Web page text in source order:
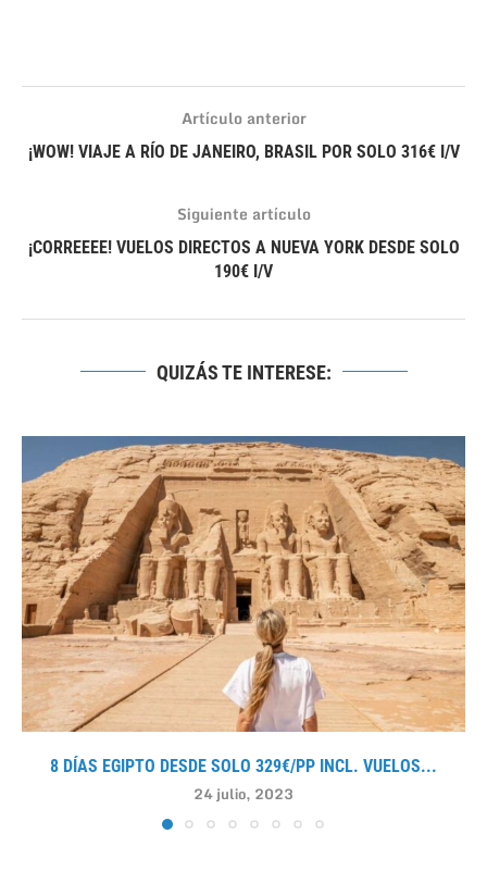
Artículo anterior
¡WOW! VIAJE A RÍO DE JANEIRO, BRASIL POR SOLO 316€ I/V
Siguiente artículo
¡CORREEEE! VUELOS DIRECTOS A NUEVA YORK DESDE SOLO
190€ I/V
QUIZÁS TE INTERESE:
8 DÍAS EGIPTO DESDE SOLO 329€/PP INCL. VUELOS...
24 julio, 2023